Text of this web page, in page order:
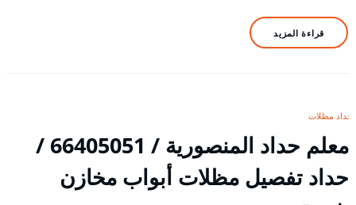
قراءة المزيد
حداد مظلات
معلم حداد المنصورية / 66405051 /
حداد تفصيل مظلات أبواب مخازن